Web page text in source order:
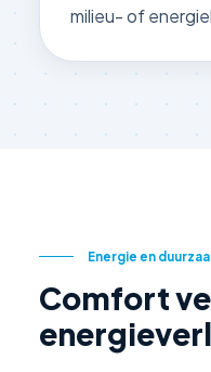
milieu- of
Energie en
Comfort